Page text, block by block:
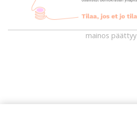
mainos päättyy